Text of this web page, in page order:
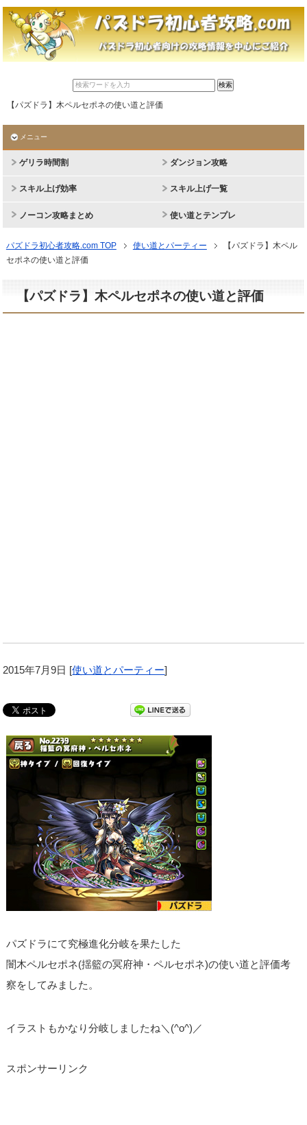
【パズドラ】木ペルセポネの使い道と評価
メニュー
ゲリラ時間割 ダンジョン攻略
スキル上げ効率 スキル上げ一覧
ノーコン攻略まとめ 使い道とテンプレ
パズドラ初心者攻略.com TOP 使い道とパーティー
【パズドラ】木ペル
セポネの使い道と評価
【パズドラ】木ペルセポネの使い道と評価
2015年7月9日 [使い道とパーティー]
パズドラにて究極進化分岐を果たした
闇木ペルセポネ(揺籃の冥府神・ペルセポネ)の使い道と評価考
察をしてみました。
イラストもかなり分岐しましたね＼(^o^)／
スポンサーリンク